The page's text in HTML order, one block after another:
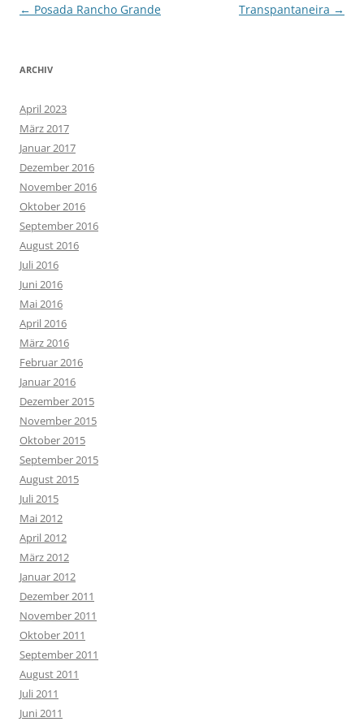
Beitragsnavigation
← Posada Rancho Grande Transpantaneira →
ARCHIV
April 2023
März 2017
Januar 2017
Dezember 2016
November 2016
Oktober 2016
September 2016
August 2016
Juli 2016
Juni 2016
Mai 2016
April 2016
März 2016
Februar 2016
Januar 2016
Dezember 2015
November 2015
Oktober 2015
September 2015
August 2015
Juli 2015
Mai 2012
April 2012
März 2012
Januar 2012
Dezember 2011
November 2011
Oktober 2011
September 2011
August 2011
Juli 2011
Juni 2011